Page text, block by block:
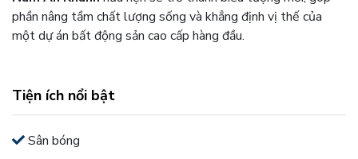
phần nâng tầm chất lượng sống và khẳng định vị thế của
một dự án bất động sản cao cấp hàng đầu.
Tiện ích nổi bật
Sân bóng